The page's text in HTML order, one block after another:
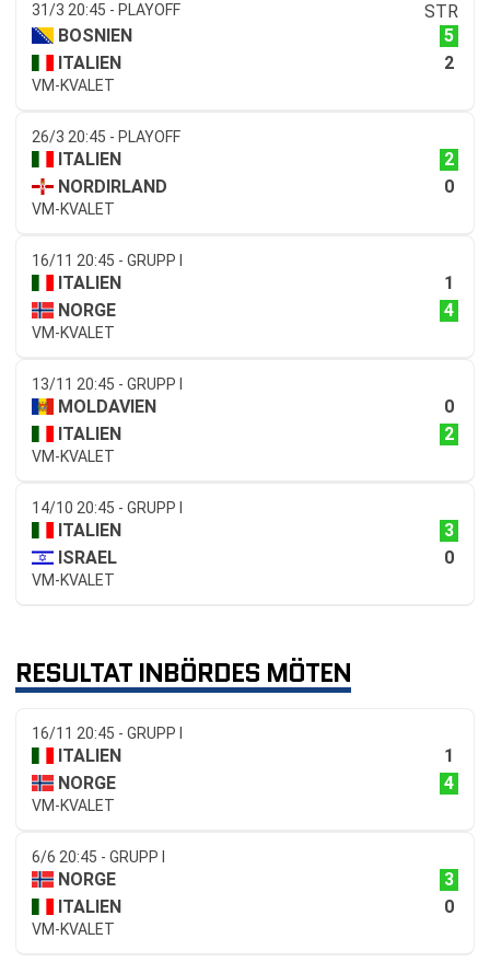
31/3 20:45 - PLAYOFF
STR
BOSNIEN
5
ITALIEN
2
VM-KVALET
26/3 20:45 - PLAYOFF
ITALIEN
2
NORDIRLAND
0
VM-KVALET
16/11 20:45 - GRUPP I
ITALIEN
1
NORGE
4
VM-KVALET
13/11 20:45 - GRUPP I
MOLDAVIEN
0
ITALIEN
2
VM-KVALET
14/10 20:45 - GRUPP I
ITALIEN
3
ISRAEL
0
VM-KVALET
RESULTAT INBÖRDES MÖTEN
16/11 20:45 - GRUPP I
ITALIEN
1
NORGE
4
VM-KVALET
6/6 20:45 - GRUPP I
NORGE
3
ITALIEN
0
VM-KVALET